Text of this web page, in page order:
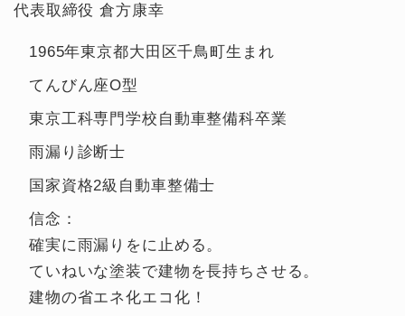
代表取締役 倉方康幸
1965年東京都大田区千鳥町生まれ
てんびん座O型
東京工科専門学校自動車整備科卒業
雨漏り診断士
国家資格2級自動車整備士
信念：
確実に雨漏りをに止める。
ていねいな塗装で建物を長持ちさせる。
建物の省エネ化エコ化！